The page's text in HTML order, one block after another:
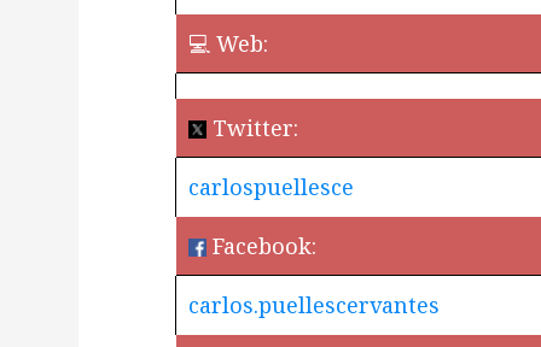
💻 Web:
Twitter:
carlospuellesce
Facebook:
carlos.puellescervantes